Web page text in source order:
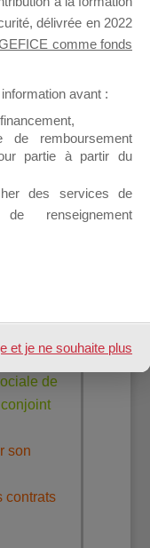
de
des
sur
(4j)
de
conjoint
son
contrats
délivrée en 2022
comme fonds
avant :
de remboursement
partie à partir du
des services de
renseignement
et je ne souhaite plus
l'afficher à l'avenir.